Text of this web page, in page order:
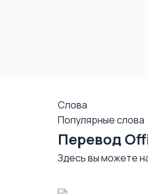
Слова
Популярные слова
Перевод
Здесь вы можете